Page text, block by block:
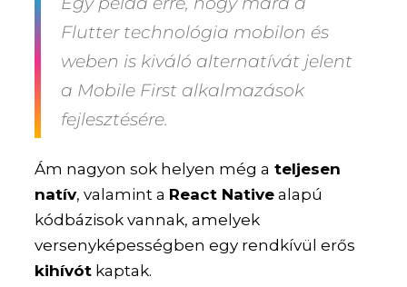
Flutter technológia mobilon és
weben is kiváló alternatívát jelent
a Mobile First alkalmazások
fejlesztésére.
Ám nagyon sok helyen még a teljesen
natív, valamint a React Native alapú
kódbázisok vannak, amelyek
versenyképességben egy rendkívül erős
kihívót kaptak.